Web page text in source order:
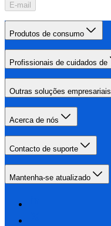
E-mail
Produtos de consumo
Profissionais de cuidados de
Outras soluções empresariais
Acerca de nós
Contacto de suporte
Mantenha-se atualizado